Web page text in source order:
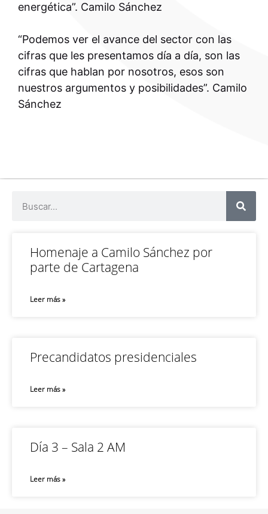
energética”. Camilo Sánchez
“Podemos ver el avance del sector con las
cifras que les presentamos día a día, son las
cifras que hablan por nosotros, esos son
nuestros argumentos y posibilidades”. Camilo
Sánchez
Homenaje a Camilo Sánchez por
parte de Cartagena
Leer más »
Precandidatos presidenciales
Leer más »
Día 3 – Sala 2 AM
Leer más »